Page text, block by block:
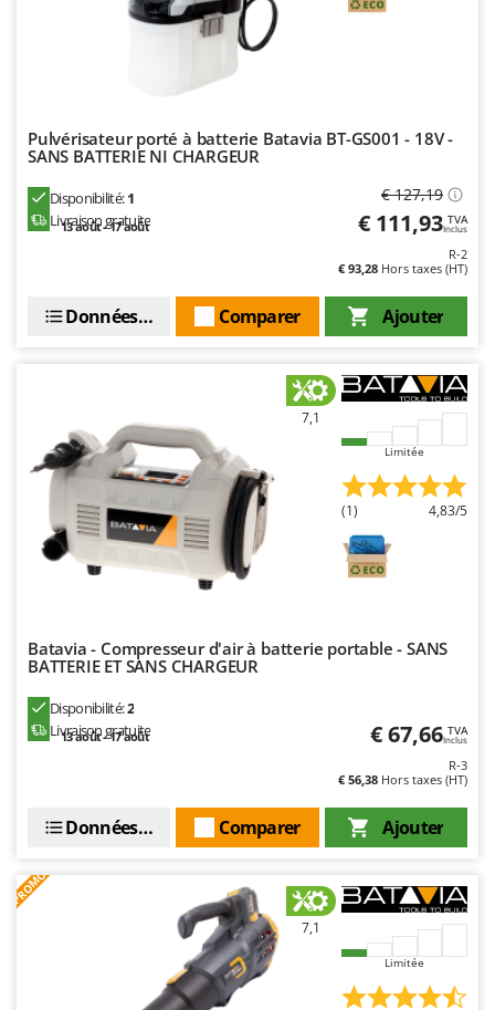
Wolf Garten
Y Yard Force
Z
Zanon
Zodiac
Pulvérisateur porté à batterie Batavia BT-GS001 - 18V -
SANS BATTERIE NI CHARGEUR
Disponibilité:1
Livraison gratuite
13 août - 17 août
€ 127,19
€ 111,93 TVA
Inclus
R-2
€ 93,28 Hors taxes (HT)
Ajouter
Comparer
Données techniques
7,1
Limitée
(1) 4,83/5
Batavia - Compresseur d'air à batterie portable - SANS
BATTERIE ET SANS CHARGEUR
Disponibilité:2
Livraison gratuite
13 août - 17 août € 67,66 TVA
Inclus
R-3
€ 56,38 Hors taxes (HT)
Ajouter
Comparer
Données techniques
PROMO
7,1
Limitée